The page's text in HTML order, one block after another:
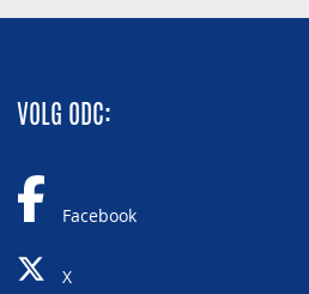
VOLG ODC:
Facebook
X